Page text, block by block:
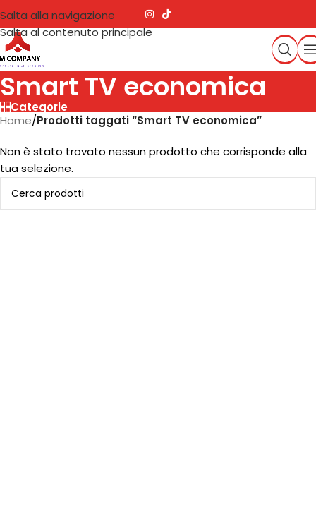
Salta alla navigazione
Salta al contenuto principale
Smart TV economica
Categorie
Home/Prodotti taggati “Smart TV economica”
Non è stato trovato nessun prodotto che corrisponde alla
tua selezione.